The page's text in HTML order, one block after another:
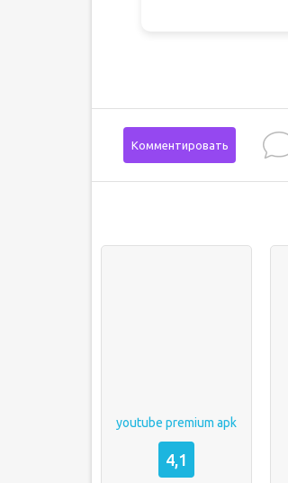
Комментировать
youtube premium apk
4,1